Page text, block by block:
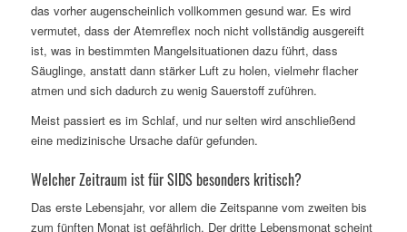
das vorher augenscheinlich vollkommen gesund war. Es wird
vermutet, dass der Atemreflex noch nicht vollständig ausgereift
ist, was in bestimmten Mangelsituationen dazu führt, dass
Säuglinge, anstatt dann stärker Luft zu holen, vielmehr flacher
atmen und sich dadurch zu wenig Sauerstoff zuführen.
Meist passiert es im Schlaf, und nur selten wird anschließend
eine medizinische Ursache dafür gefunden.
Welcher Zeitraum ist für SIDS besonders kritisch?
Das erste Lebensjahr, vor allem die Zeitspanne vom zweiten bis
zum fünften Monat ist gefährlich. Der dritte Lebensmonat scheint